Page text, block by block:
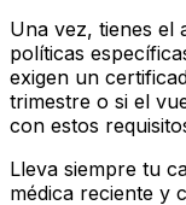
Una vez, tienes el
políticas
exigen un
trimestre o si el
con estos
Lleva siempre tu
médica reciente y